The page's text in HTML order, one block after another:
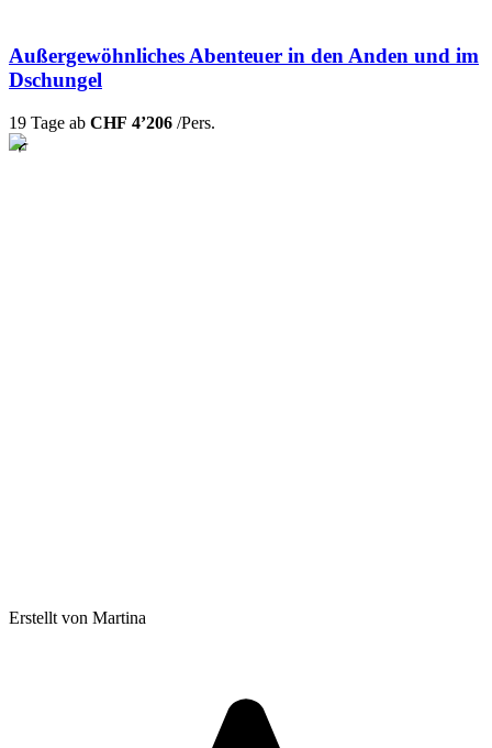
Außergewöhnliches Abenteuer in den Anden und im
Dschungel
19 Tage ab CHF 4’206 /Pers.
Erstellt von Martina